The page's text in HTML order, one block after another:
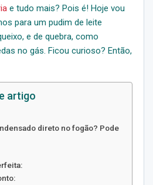
e tudo mais? Pois é! Hoje vou
para um pudim de leite
e de quebra, como
no gás. Ficou curioso? Então,
artigo
direto no fogão? Pode